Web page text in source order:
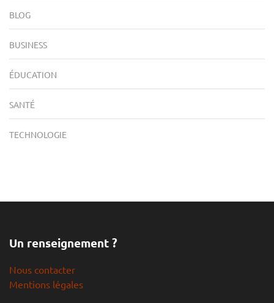
BLOG
BUSINESS
ÉDUCATION
SANTÉ
TECHNOLOGIE
Un renseignement ?
Nous contacter
Mentions légales